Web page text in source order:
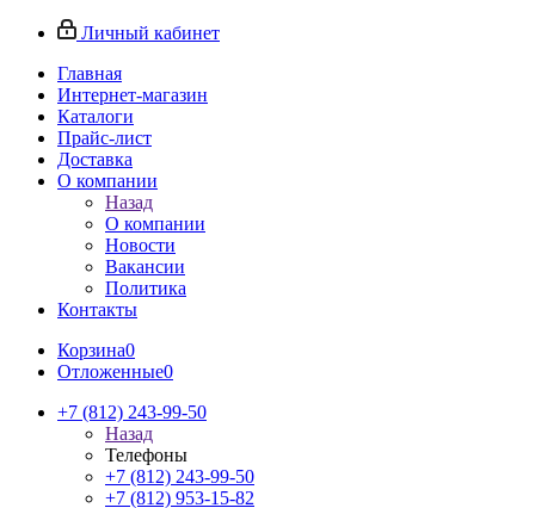
Личный кабинет
Главная
Интернет-магазин
Каталоги
Прайс-лист
Доставка
О компании
Назад
О компании
Новости
Вакансии
Политика
Контакты
Корзина0
Отложенные0
+7 (812) 243-99-50
Назад
Телефоны
+7 (812) 243-99-50
+7 (812) 953-15-82